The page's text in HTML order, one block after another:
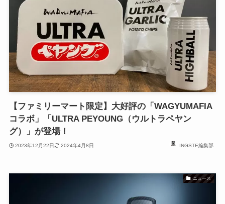
【ファミリーマート限定】大好評の「WAGYUMAFIA
コラボ」「ULTRA PEYOUNG（ウルトラペヤン
グ）」が登場！
2023年12月22日 2024年4月8日 INGSTE編集部
ニュース